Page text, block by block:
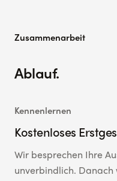
Zusammenarbeit
Ablauf.
Kennenlernen
Kostenloses
Wir besprechen Ihre
unverbindlich. Danach